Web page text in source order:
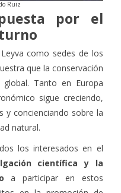
por el
como sedes de los
que la conservación
Tanto en Europa
sigue creciendo,
y concienciando sobre la
natural.
los interesados en el
científica y la
a participar en estos